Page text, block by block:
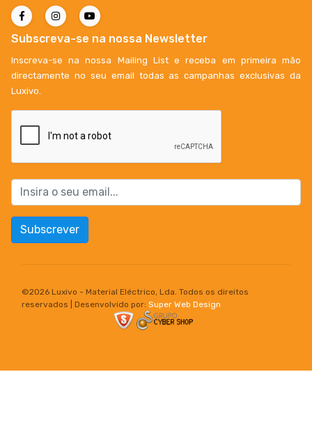
Subscreva-se na nossa Newsletter
Inscreva-se na nossa Mailing List e receba em primeira mão
directamente no seu email todas as campanhas exclusivas da
Luxivo.
Subscrever
©2026 Luxivo - Material Eléctrico, Lda. Todos os direitos
reservados | Desenvolvido por: Super Web Design